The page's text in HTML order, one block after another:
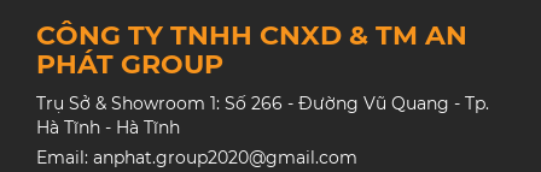
CÔNG TY TNHH CNXD & TM AN
PHÁT GROUP
Trụ Sở & Showroom 1: Số 266 - Đường Vũ Quang - Tp.
Hà Tĩnh - Hà Tĩnh
Email: anphat.group2020@gmail.com